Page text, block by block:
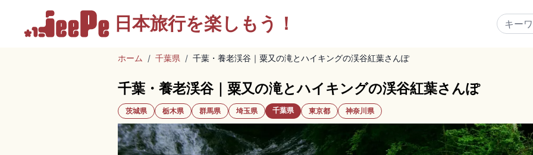
日本旅行を楽しもう！
ホーム / 千葉県 / 千葉・養老渓谷｜粟又の滝とハイキングの渓谷紅葉さんぽ
千葉・養老渓谷｜粟又の滝とハイキングの渓谷紅葉さんぽ
茨城県 栃木県 群馬県 埼玉県 千葉県 東京都 神奈川県